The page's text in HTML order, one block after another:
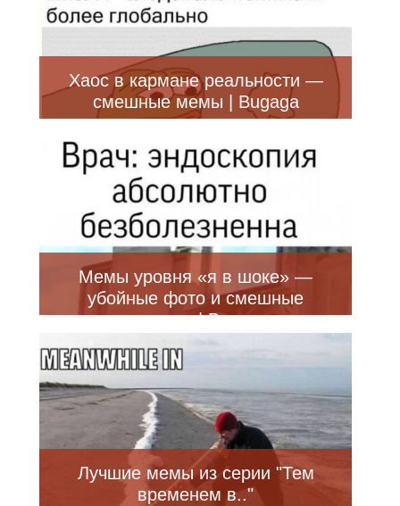
Хаос в кармане реальности —
смешные мемы | Bugaga
Мемы уровня «я в шоке» —
убойные фото и смешные
приколы | Bugaga
Лучшие мемы из серии "Тем
временем в.."